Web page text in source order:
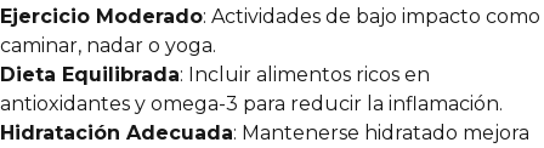
Ejercicio Moderado: Actividades de bajo impacto como
caminar, nadar o yoga.
Dieta Equilibrada: Incluir alimentos ricos en
antioxidantes y omega-3 para reducir la inflamación.
Hidratación Adecuada: Mantenerse hidratado mejora